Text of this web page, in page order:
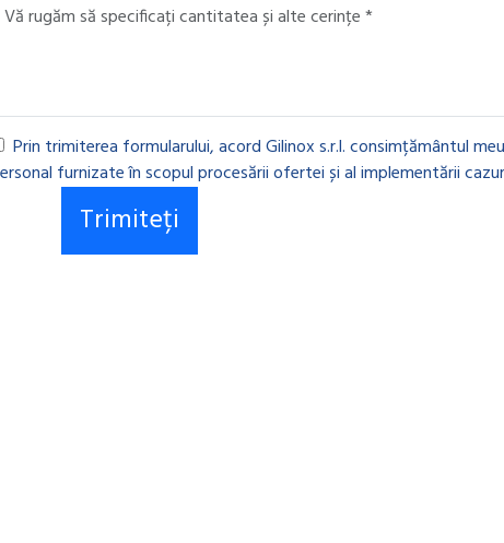
Prin trimiterea formularului, acord Gilinox s.r.l. consimțământul
furnizate în scopul procesării ofertei și al implementării